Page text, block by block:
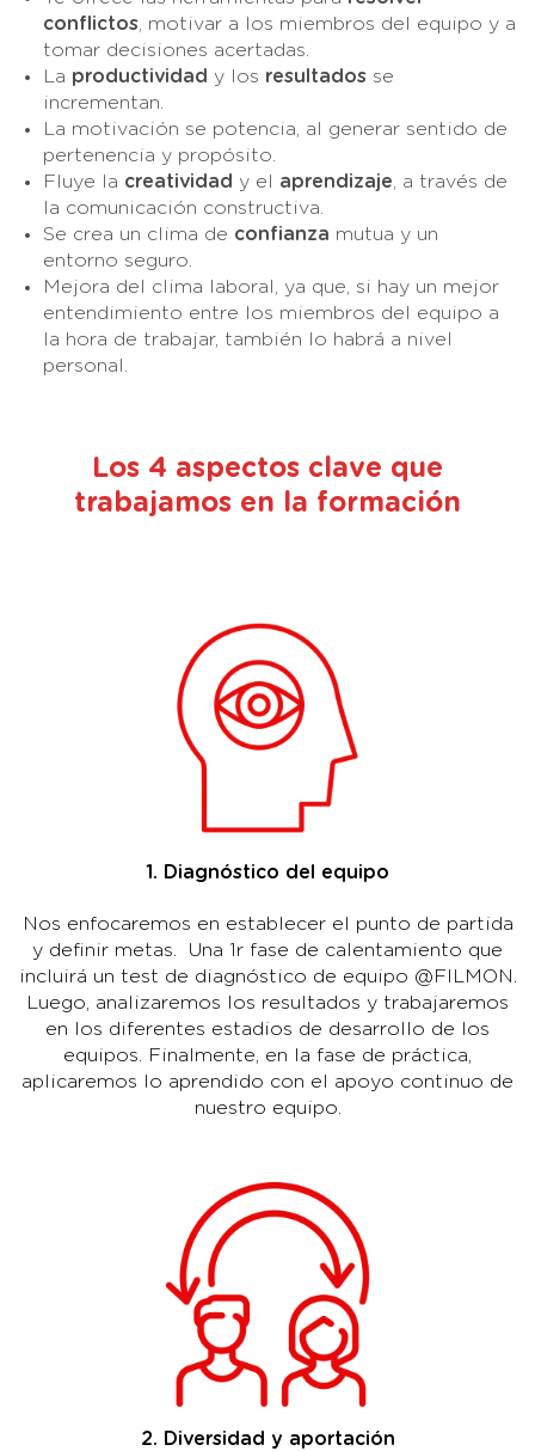
conflictos, motivar a los miembros del equipo y a
tomar decisiones acertadas.
La productividad y los resultadosse
incrementan.
La motivación se potencia, al generar sentido de
pertenencia y propósito.
Fluye la creatividad y el aprendizaje , a través de
la comunicación constructiva.
Se crea un clima de confianza mutua y un
entorno seguro.
Mejora del clima laboral, ya que, si hay un mejor
entendimiento entre los miembros del equipo a
la hora de trabajar, también lo habrá a nivel
personal.
Los 4 aspectos clave que
trabajamos en la formación
1. Diagnóstico del equipo
Nos enfocaremos en establecer el punto de partida
y definir metas. Una 1r fase de calentamiento que
incluirá un test de diagnóstico de equipo @FILMON.
Luego, analizaremos los resultados y trabajaremos
en los diferentes estadios de desarrollo de los
equipos. Finalmente, en la fase de práctica,
aplicaremos lo aprendido con el apoyo continuo de
nuestro equipo.
2. Diversidad y aportación